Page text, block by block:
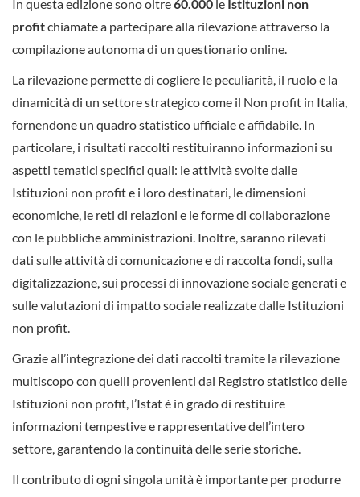
In questa edizione sono oltre60.000 le Istituzioni non
profitchiamate a partecipare alla rilevazione attraverso la
compilazione autonoma di un questionario online.
La rilevazione permette di cogliere le peculiarità, il ruolo e la
dinamicità di un settore strategico come il Non profit in Italia,
fornendone un quadro statistico ufficiale e affidabile. In
particolare, i risultati raccolti restituiranno informazioni su
aspetti tematici specifici quali: le attività svolte dalle
Istituzioni non profit e i loro destinatari, le dimensioni
economiche, le reti di relazioni e le forme di collaborazione
con le pubbliche amministrazioni. Inoltre, saranno rilevati
dati sulle attività di comunicazione e di raccolta fondi, sulla
digitalizzazione, sui processi di innovazione sociale generati e
sulle valutazioni di impatto sociale realizzate dalle Istituzioni
non profit.
Grazie all’integrazione dei dati raccolti tramite la rilevazione
multiscopo con quelli provenienti dal Registro statistico delle
Istituzioni non profit, l’Istat è in grado di restituire
informazioni tempestive e rappresentative dell’intero
settore, garantendo la continuità delle serie storiche.
Il contributo di ogni singola unità è importante per produrre